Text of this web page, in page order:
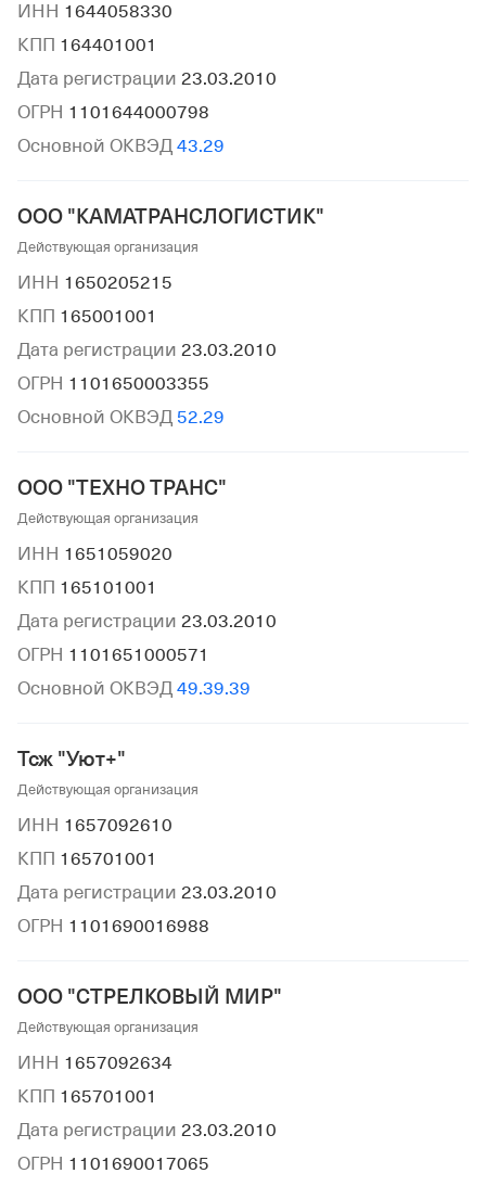
ИНН 1644058330
КПП 164401001
Дата регистрации 23.03.2010
ОГРН 1101644000798
Основной ОКВЭД 43.29
ООО "КАМАТРАНСЛОГИСТИК"
Действующая организация
ИНН 1650205215
КПП 165001001
Дата регистрации 23.03.2010
ОГРН 1101650003355
Основной ОКВЭД 52.29
ООО "ТЕХНО ТРАНС"
Действующая организация
ИНН 1651059020
КПП 165101001
Дата регистрации 23.03.2010
ОГРН 1101651000571
Основной ОКВЭД 49.39.39
Тсж "Уют+"
Действующая организация
ИНН 1657092610
КПП 165701001
Дата регистрации 23.03.2010
ОГРН 1101690016988
ООО "СТРЕЛКОВЫЙ МИР"
Действующая организация
ИНН 1657092634
КПП 165701001
Дата регистрации 23.03.2010
ОГРН 1101690017065